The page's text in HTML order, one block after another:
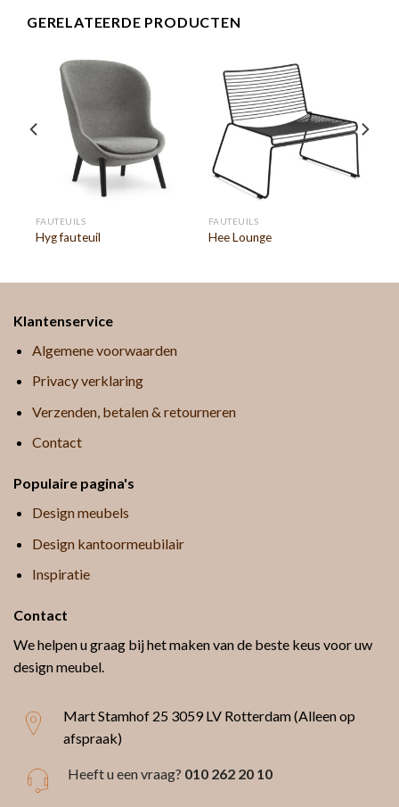
GERELATEERDE PRODUCTEN
FAUTEUILS
Hyg fauteuil
FAUTEUILS
Hee Lounge
Klantenservice
Algemene voorwaarden
Privacy verklaring
Verzenden, betalen & retourneren
Contact
Populaire pagina's
Design meubels
Design kantoormeubilair
Inspiratie
Contact
We helpen u graag bij het maken van de beste keus voor uw
design meubel.
Mart Stamhof 25 3059 LV Rotterdam (Alleen op
afspraak)
Heeft u een vraag? 010 262 20 10